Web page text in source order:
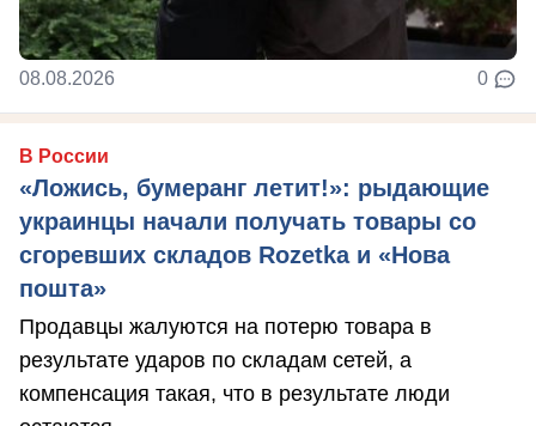
08.08.2026 0
В России
«Ложись, бумеранг летит!»: рыдающие
украинцы начали получать товары со
сгоревших складов Rozetka и «Нова
пошта»
Продавцы жалуются на потерю товара в
результате ударов по складам сетей, а
компенсация такая, что в результате люди